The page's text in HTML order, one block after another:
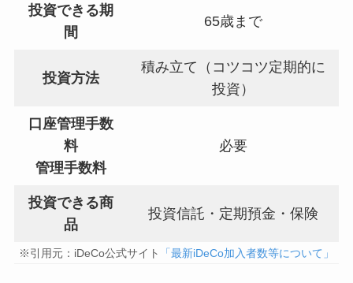
投資できる期
間
65歳まで
投資方法
積み立て（コツコツ定期的に
投資）
口座管理手数
料
管理手数料
必要
投資できる商
品
投資信託・定期預金・保険
※引用元：iDeCo公式サイト 「最新iDeCo加入者数等について」